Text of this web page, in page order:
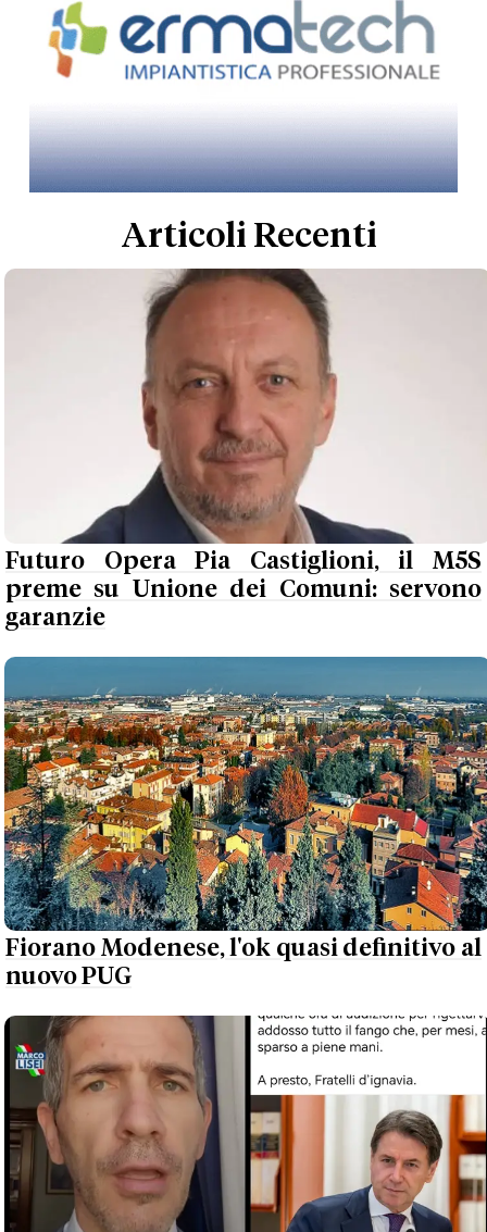
Articoli Recenti
Futuro Opera Pia Castiglioni, il M5S
preme su Unione dei Comuni: servono
garanzie
Fiorano Modenese, l'ok quasi definitivo al
nuovo PUG